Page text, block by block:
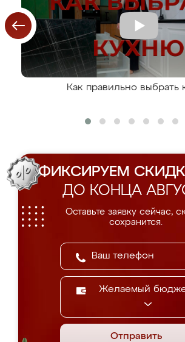
Как правильно выбрать
ФИКСИРУЕМ
ДО КОНЦА
Оставьте заявку сейчас,
сохранится.
Желаемый
Отправить